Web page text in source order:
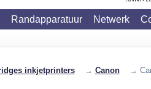
Randapparatuur Netwerk
inkjetprinters → Canon →